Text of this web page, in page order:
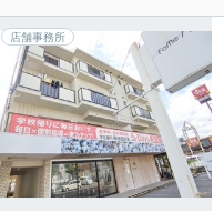
店舗事務所